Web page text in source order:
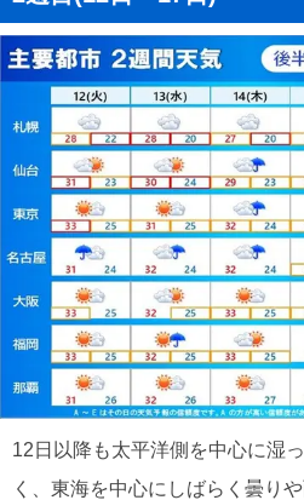
12日以降も太平洋側を中心に湿
く、東海を中心にしばらく曇り